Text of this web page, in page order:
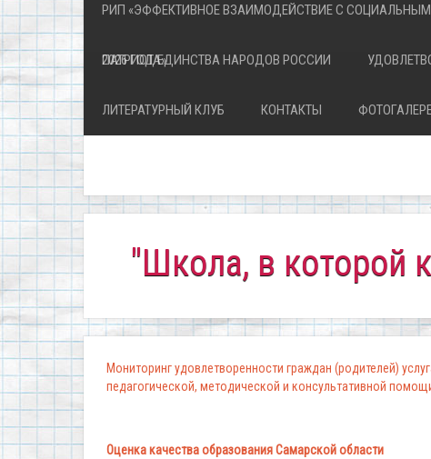
РИП «ЭФФЕКТИВНОЕ ВЗАИМОДЕЙСТВИЕ С
ПАТРИОТА»
2026 ГОД ЕДИНСТВА НАРОДОВ РОССИИ
ЛИТЕРАТУРНЫЙ КЛУБ КОНТАКТЫ
"Школа, в которой
Мониторинг удовлетворенности граждан (родителей)
педагогической, методической и консультативной
Оценка качества образования Самарской области